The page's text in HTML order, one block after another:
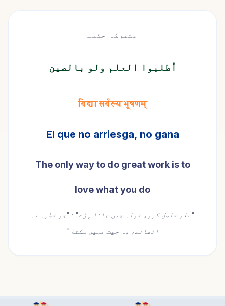
مشترکہ حکمت
اُطلبوا العلم ولو بالصین
विद्या सर्वस्य भूषणम्
El que no arriesga, no gana
The only way to do great work is to
love what you do
"علم حاصل کرو، خواہ چین جانا پڑے" · "جو خطرہ نہ
اٹھائے، وہ جیت نہیں سکتا"